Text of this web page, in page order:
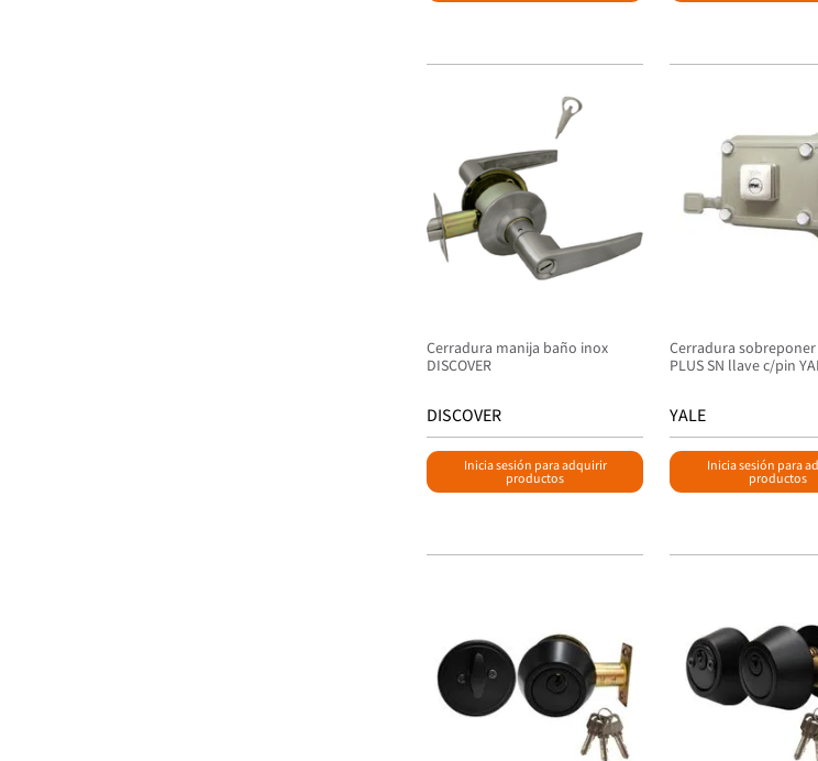
Cerradura manija baño inox
DISCOVER
DISCOVER
Inicia sesión para adquirir
productos
Cerradura sobreponer
PLUS SN llave c/pin
YALE
Inicia sesión para
productos